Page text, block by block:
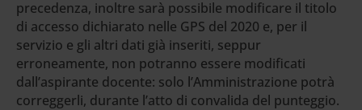
precedenza, inoltre sarà possibile modificare il titolo
di accesso dichiarato nelle GPS del 2020 e, per il
servizio e gli altri dati già inseriti, seppur
erroneamente, non potranno essere modificati
dall’aspirante docente: solo l’Amministrazione potrà
correggerli, durante l’atto di convalida del punteggio.